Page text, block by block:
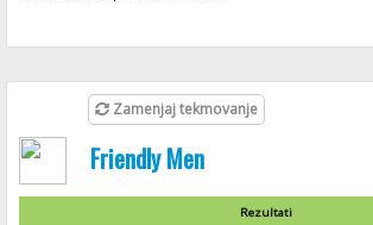
Zamenjaj tekmovanje
Friendly Men
Rezultati